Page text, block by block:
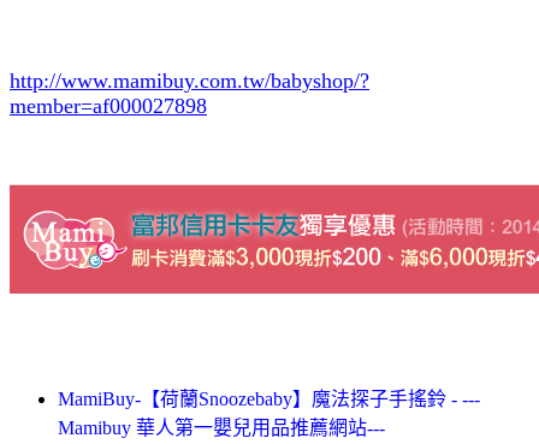
http://www.mamibuy.com.tw/babyshop/?
member=af000027898
MamiBuy-【荷蘭Snoozebaby】魔法探子手搖鈴 - ---
Mamibuy 華人第一嬰兒用品推薦網站---